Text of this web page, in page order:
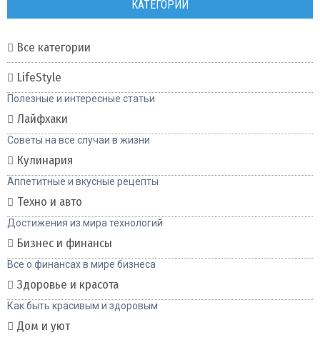
КАТЕГОРИИ
Все категории
LifeStyle
Полезные и интересные статьи
Лайфхаки
Советы на все случаи в жизни
Кулинария
Аппетитные и вкусные рецепты
Техно и авто
Достижения из мира технологий
Бизнес и финансы
Все о финансах в мире бизнеса
Здоровье и красота
Как быть красивым и здоровым
Дом и уют